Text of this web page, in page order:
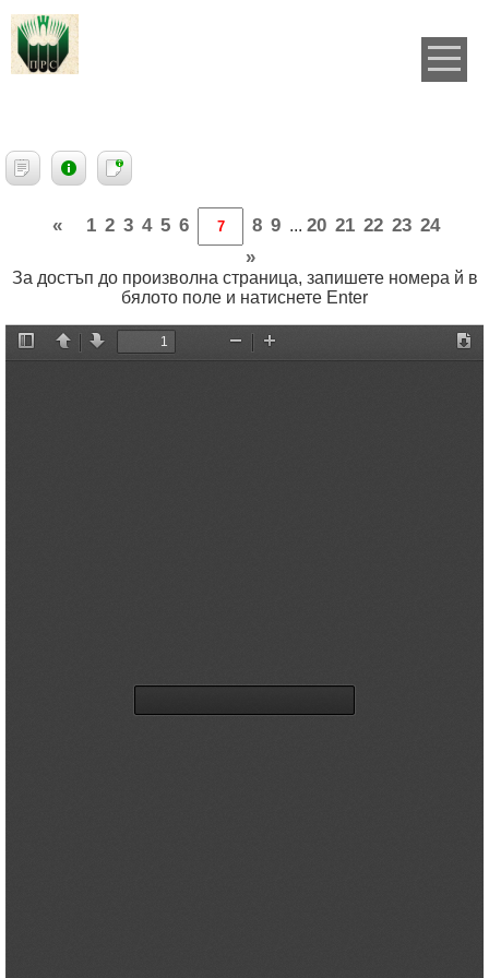
« 1 2 3 4 5 6 8 9 ... 20 21 22 23 24
»
За достъп до произволна страница, запишете номера й в
бялото поле и натиснете Enter